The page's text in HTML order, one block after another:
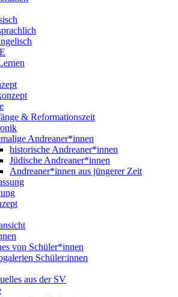
& Reformationszeit
Andreaner*innen
historische Andreaner*innen
Jüdische Andreaner*innen
Andreaner*innen aus jüngerer Zeit
von Schüler*innen
Schüler:innen
aus der SV